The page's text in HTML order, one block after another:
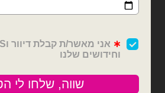
₪15.00
כמות של בלון מיילר נעל עקב ברבי
הוספה לסל